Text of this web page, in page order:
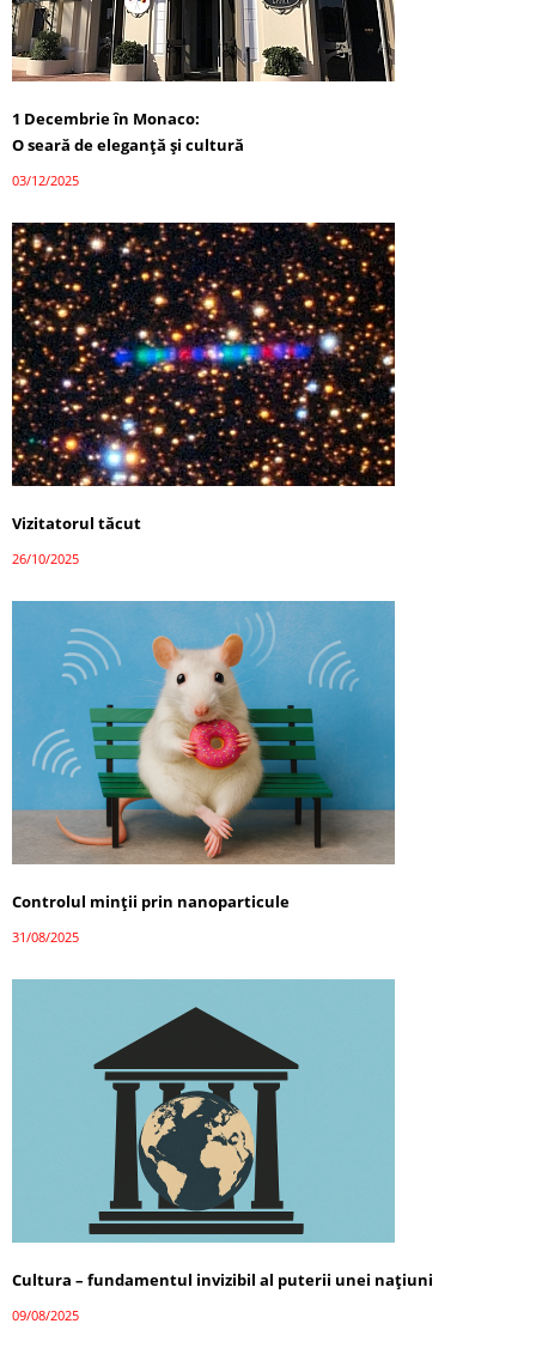
1 Decembrie în Monaco:
O seară de eleganță și cultură
03/12/2025
Vizitatorul tăcut
26/10/2025
Controlul minții prin nanoparticule
31/08/2025
Cultura – fundamentul invizibil al puterii unei națiuni
09/08/2025